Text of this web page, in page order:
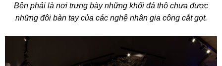
Bên phải là nơi trưng bày những khối đá thô chưa được
những đôi bàn tay của các nghệ nhân gia công cắt gọt.